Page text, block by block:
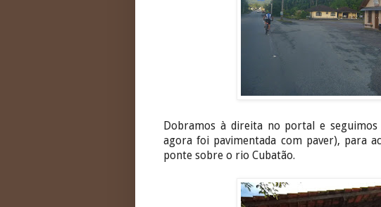
Dobramos à direita no portal e
agora foi pavimentada com paver), para
ponte sobre o rio Cubatão.